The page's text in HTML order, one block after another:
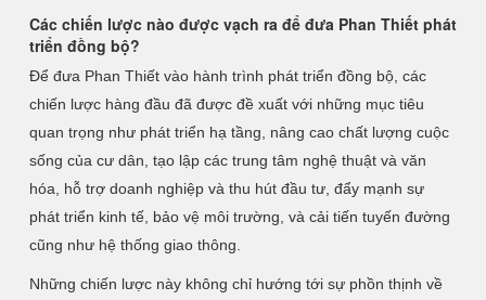
Các chiến lược nào được vạch ra để đưa Phan Thiết phát
triển đồng bộ?
Để đưa Phan Thiết vào hành trình phát triển đồng bộ, các
chiến lược hàng đầu đã được đề xuất với những mục tiêu
quan trọng như phát triển hạ tầng, nâng cao chất lượng cuộc
sống của cư dân, tạo lập các trung tâm nghệ thuật và văn
hóa, hỗ trợ doanh nghiệp và thu hút đầu tư, đẩy mạnh sự
phát triển kinh tế, bảo vệ môi trường, và cải tiến tuyến đường
cũng như hệ thống giao thông.
Những chiến lược này không chỉ hướng tới sự phồn thịnh về